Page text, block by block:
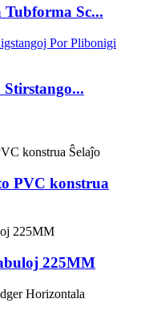
Sc...
PVC konstrua
225MM